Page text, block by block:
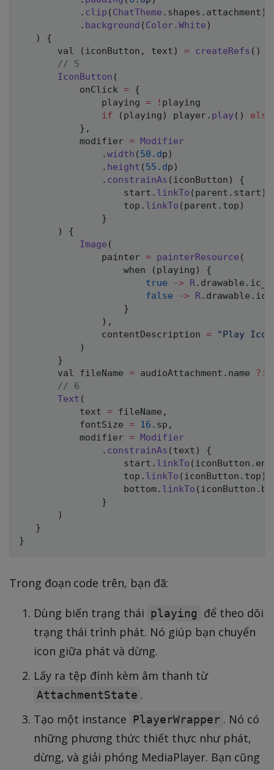
. clip ( ChatTheme . shapes . attachment )
. background ( Color.White )
)
{
       val
( iconButton , text ) = createRefs ( )
// 5
IconButton (
           onClick
= {
               playing
= ! playing
if
( playing ) player. play ( ) else
} ,
           modifier
= Modifier
.width ( 50.dp )
. height ( 55.dp )
. constrainAs ( iconButton )
{
                   start
. linkTo ( parent . start )
                   top
. linkTo ( parent . top )
}
)
{
Image (
               painter
= painterResource (
                   when
( playing )
{
true
-> R. drawable .
false
-> R. drawable .
}
) ,
               contentDescription
=
"Play
)
}
       val fileName
= audioAttachment . name ? :
// 6
Text (
           text
= fileName ,
           fontSize
= 16. sp ,
           modifier
= Modifier
. constrainAs ( text )
{
                   start
. linkTo ( iconButton . end
                   top
. linkTo ( iconButton . top )
                   bottom
. linkTo ( iconButton .
}
)
}
}
Trong đoạn code trên, bạn đã:
Dùng biến trạng thái playing
để theo dõi
trạng thái trình phát. Nó giúp bạn chuyển
icon giữa phát và dừng.
Lấy ra tệp đính kèm âm thanh từ
AttachmentState .
Tạo một instance PlayerWrapper . Nó có
những phương thức thiết thực như phát,
dừng, và giải phóng MediaPlayer. Bạn cũng